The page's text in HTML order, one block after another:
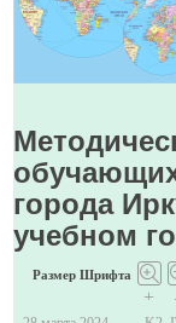
города
учебном
Размер Шрифта
+